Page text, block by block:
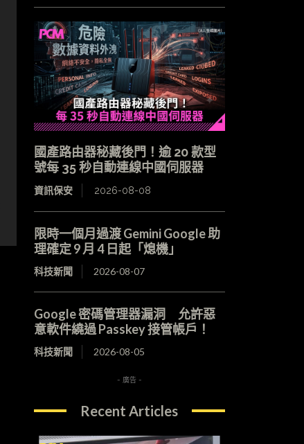
國產路由器秘藏後門！逾 20 款型
號每 35 秒自動連線中國伺服器
資訊保安 2026-08-08
限時一個月過渡 Gemini Google 助
理確定 9 月 4 日起「熄機」
科技新聞 2026-08-07
Google 密碼管理器漏洞 允許惡
意軟件繞過 Passkey 接管帳戶！
科技新聞 2026-08-05
- 廣告 -
Recent Articles